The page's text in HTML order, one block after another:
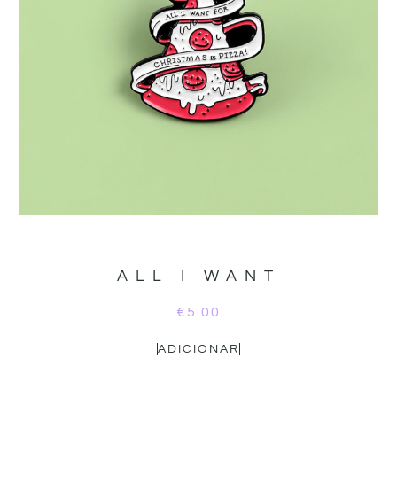
ALL I WANT
€ 5.00
ADICIONAR